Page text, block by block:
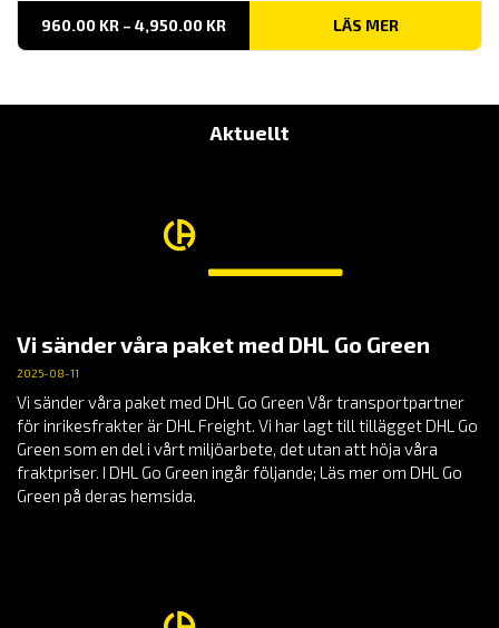
960.00 KR – 4,950.00 KRPRISINTERVALL:
TILL
LÄS MER
Aktuellt
Vi sänder våra paket med DHL Go Green
2025-08-11
Vi sänder våra paket med DHL Go Green Vår transportpartner
för inrikesfrakter är DHL Freight. Vi har lagt till tillägget DHL Go
Green som en del i vårt miljöarbete, det utan att höja våra
fraktpriser. I DHL Go Green ingår följande; Läs mer om DHL Go
Green på deras hemsida.